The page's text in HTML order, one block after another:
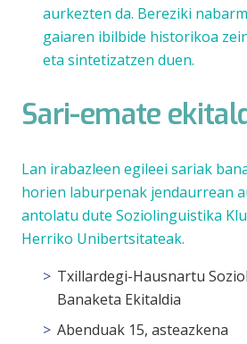
aurkezten da. Bereziki
gaiaren ibilbide historikoa
eta sintetizatzen duen.
Sari-emate
Lan irabazleen egileei sariak
horien laburpenak jendaurrean
antolatu dute Soziolinguistika
Herriko Unibertsitateak.
Txillardegi-Hausnartu
Banaketa Ekitaldia
Abenduak 15, asteazkena